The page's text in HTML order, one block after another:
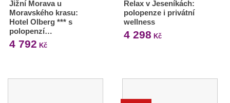
Jižní Morava u
Moravského krasu:
Hotel Olberg *** s
polopenzí…
4 792 Kč
Relax v Jeseníkách:
polopenze i privátní
wellness
4 298 Kč